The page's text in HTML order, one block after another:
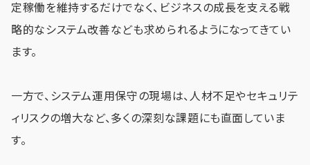
定稼働を維持するだけでなく、ビジネスの成長を支える戦
略的なシステム改善なども求められるようになってきてい
ます。
一方で、システム運用保守の現場は、人材不足やセキュリテ
ィリスクの増大など、多くの深刻な課題にも直面していま
す。